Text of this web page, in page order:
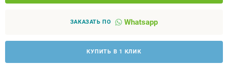
ЗАКАЗАТЬ ПО Whatsapp
КУПИТЬ В 1 КЛИК
Одежда ортопедическая (адаптивная) для
инвалидов